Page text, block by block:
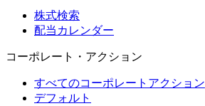
株式検索
配当カレンダー
コーポレート・アクション
すべてのコーポレートアクション
デフォルト